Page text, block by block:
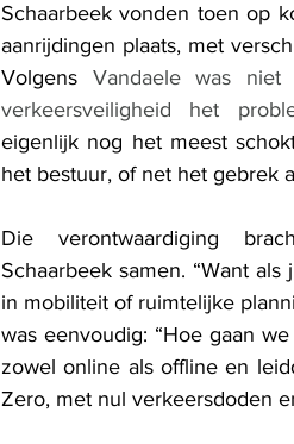
Schaarbeek vonden toen op
aanrijdingen plaats, met
Volgens Vandaele was
verkeersveiligheid het
eigenlijk nog het meest
het bestuur, of net het gebrek
Die verontwaardiging
Schaarbeek samen. “Want
in mobiliteit of ruimtelijke
was eenvoudig: “Hoe gaan
zowel online als offline en
Zero, met nul verkeersdoden